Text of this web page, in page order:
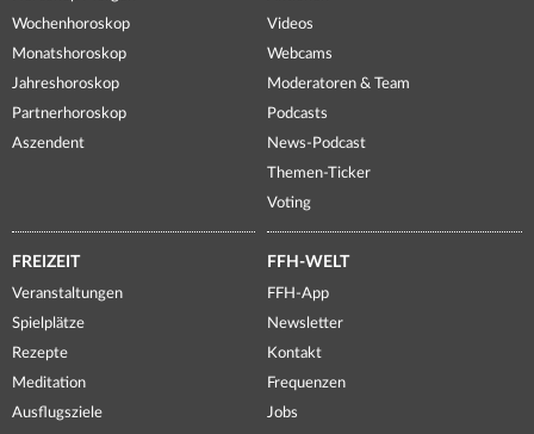
Wochenhoroskop
Monatshoroskop
Jahreshoroskop
Partnerhoroskop
Aszendent
Videos
Webcams
Moderatoren & Team
Podcasts
News-Podcast
Themen-Ticker
Voting
FREIZEIT
Veranstaltungen
Spielplätze
Rezepte
Meditation
Ausflugsziele
FFH-WELT
FFH-App
Newsletter
Kontakt
Frequenzen
Jobs